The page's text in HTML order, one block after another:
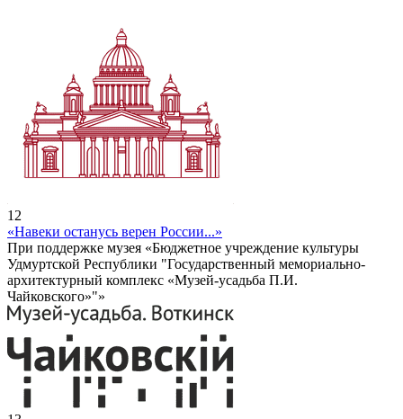
12
«Навеки останусь верен России...»
При поддержке музея «Бюджетное учреждение культуры
Удмуртской Республики "Государственный мемориально-
архитектурный комплекс «Музей-усадьба П.И.
Чайковского»"»